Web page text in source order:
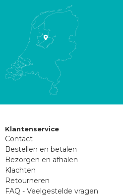
Klantenservice
Contact
Bestellen en betalen
Bezorgen en afhalen
Klachten
Retourneren
FAQ - Veelgestelde vragen